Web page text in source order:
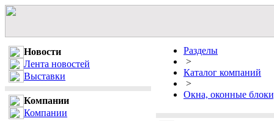
Новости
Лента новостей
Выставки
Компании
Компании
Разделы
>
Каталог компаний
>
Окна, оконные